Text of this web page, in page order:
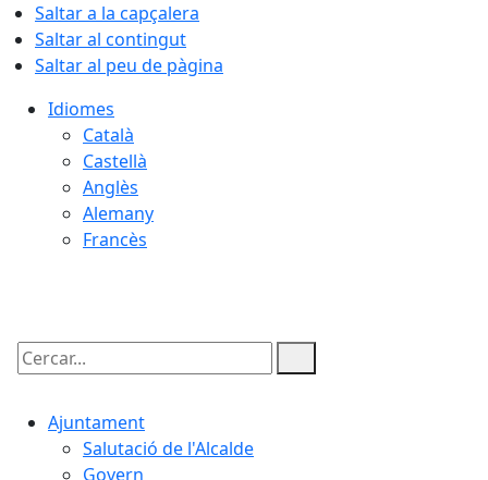
Saltar a la capçalera
Saltar al contingut
Saltar al peu de pàgina
Idiomes
Català
Castellà
Anglès
Alemany
Francès
Cercar:
Ajuntament
Salutació de l'Alcalde
Govern